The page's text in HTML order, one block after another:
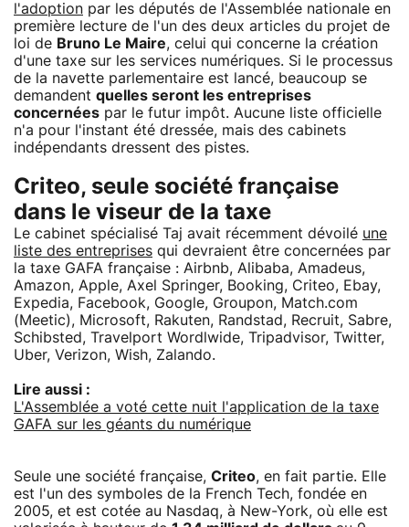
l'adoption par les députés de l'Assemblée nationale en
première lecture de l'un des deux articles du projet de
loi de Bruno Le Maire, celui qui concerne la création
d'une taxe sur les services numériques. Si le processus
de la navette parlementaire est lancé, beaucoup se
demandent quelles seront les entreprises
concernées par le futur impôt. Aucune liste officielle
n'a pour l'instant été dressée, mais des cabinets
indépendants dressent des pistes.
Criteo, seule société française
dans le viseur de la taxe
Le cabinet spécialisé Taj avait récemment dévoilé une
liste des entreprises qui devraient être concernées par
la taxe GAFA française : Airbnb, Alibaba, Amadeus,
Amazon, Apple, Axel Springer, Booking, Criteo, Ebay,
Expedia, Facebook, Google, Groupon, Match.com
(Meetic), Microsoft, Rakuten, Randstad, Recruit, Sabre,
Schibsted, Travelport Wordlwide, Tripadvisor, Twitter,
Uber, Verizon, Wish, Zalando.
Lire aussi :
L'Assemblée a voté cette nuit l'application de la taxe
GAFA sur les géants du numérique
Seule une société française, Criteo, en fait partie. Elle
est l'un des symboles de la French Tech, fondée en
2005, et est cotée au Nasdaq, à New-York, où elle est